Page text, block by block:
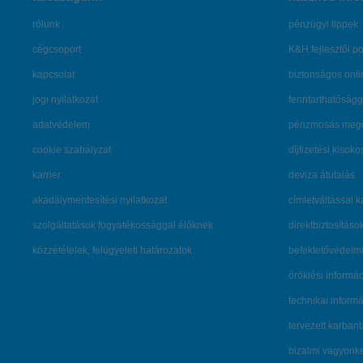
rólunk
cégcsoport
kapcsolat
jogi nyilatkozat
adatvédelem
cookie szabályzat
karrier
akadálymentesítési nyilatkozat
szolgáltatások fogyatékossággal élőknek
közzétételek, felügyeleti határozatok
pénzügyi tippek
K&H fejlesztői
biztonságos
pénzmosás
díjfizetési
deviza átutalás
címletváltással
öröklési
technikai
tervezett
bizalmi